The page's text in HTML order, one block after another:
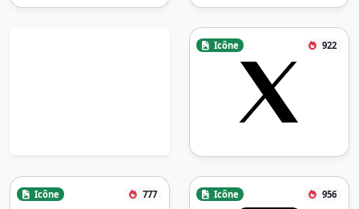
Icône 922
Icône 777 Icône 956